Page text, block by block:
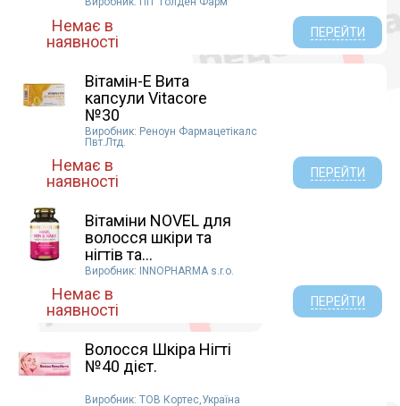
Немає в
наявності
ПЕРЕЙТИ
Вітамін-Е Вита
капсули Vitacore
№30
Виробник: Реноун Фармацетікалс
Пвт.Лтд.
Немає в
наявності
ПЕРЕЙТИ
Вітаміни NOVEL для
волосся шкіри та
нігтів та...
Виробник: INNOPHARMA s.r.o.
Немає в
наявності
ПЕРЕЙТИ
Волосся Шкіра Нігті
№40 дієт.
Виробник: ТОВ Кортес,Україна